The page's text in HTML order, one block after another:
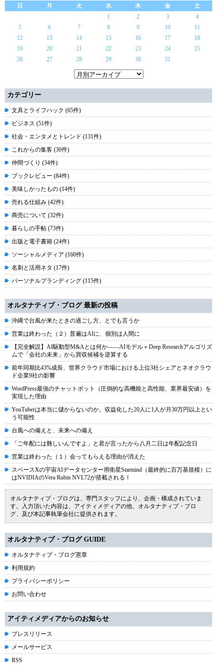
日
月 火 水 木 金
土
1
2 3
4
5
6 7 8 9 10
11
12
13 14 15 16 17
18
19
20 21 22 23 24
25
26
27 28 29 30 31
カテゴリー
文具とライフハック (65件)
ビジネス (51件)
社会・エンタメとトレンド (131件)
これからの集客 (30件)
仲間づくり (34件)
ブックレビュー (84件)
美味しかったもの (14件)
売れる仕組み (42件)
商売について (32件)
暮らしの手帖 (73件)
出版と電子書籍 (24件)
ソーシャルメディア (160件)
名刺と活用ネタ (17件)
パーソナルブランディング (115件)
オルタナティブ・ブログ 最新の投稿
沖縄で台風が来たときの過ごし方、とでも言うか
営業は終わった（２）普遍はAIに、個別は人間に
【完全解説】AI駆動型M&Aとは何か――AIモデル＋Deep Researchアルゴリズ
ムで「会社の未来」から買収候補を逆算する
前年同期比43%成長、世界クラウド市場における上位3社シェアとネオクラウ
ド企業9社の影響
WordPress最強のチャットボット（圧倒的な高機能と高性能、業界最安値）を
実現した理由
YouTuberは本当に儲からないのか。収益化した20人に1人が月30万円以上とい
う可能性
台風への備えと、未来への備え
「ご年配には難しいんですよ」と君が言ったから八月二日は年配記念日
営業は終わった（１）会ってもらえる理由が消えた
スペースXの宇宙AIデータセンター用衛星Starmind（最終的に百万基規模）に
はNVIDIAのVera Rubin NVL72が搭載される！
オルタナティブ・ブログは、専門スタッフにより、企画・構成されていま
す。入力頂いた内容は、アイティメディアの他、オルタナティブ・ブロ
グ、及び本記事執筆会社に提供されます。
オルタナティブ・ブログ GUIDE
オルタナティブ・ブログ憲章
利用規約
プライバシーポリシー
お問い合わせ
アイティメディアからのお知らせ
プレスリリース
メールサービス
RSS